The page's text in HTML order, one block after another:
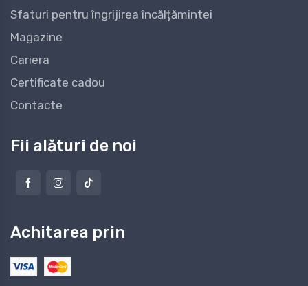
Sfaturi pentru îngrijirea încălțămintei
Magazine
Cariera
Certificate cadou
Contacte
Fii alături de noi
Achitarea prin